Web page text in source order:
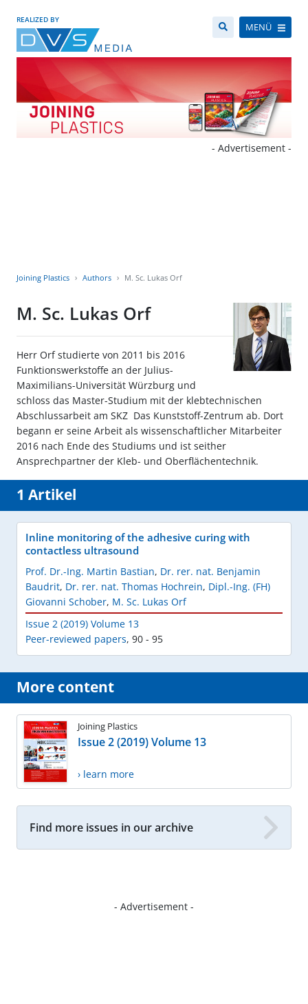
REALIZED BY
MENÜ
- Advertisement -
Joining Plastics Authors M. Sc. Lukas Orf
M. Sc. Lukas Orf
Herr Orf studierte von 2011 bis 2016
Funktionswerkstoffe an der Julius-
Maximilians-Universität Würzburg und
schloss das Master-Studium mit der klebtechnischen
Abschlussarbeit am SKZ  Das Kunststoff-Zentrum ab. Dort
begann er seine Arbeit als wissenschaftlicher Mitarbeiter
2016 nach Ende des Studiums und ist seither
Ansprechpartner der Kleb- und Oberflächentechnik.
1 Artikel
Inline monitoring of the adhesive curing with
contactless ultrasound
Prof. Dr.-Ing. Martin Bastian, Dr. rer. nat. Benjamin
Baudrit, Dr. rer. nat. Thomas Hochrein, Dipl.-Ing. (FH)
Giovanni Schober, M. Sc. Lukas Orf
Issue 2 (2019) Volume 13
Peer-reviewed papers, 90 - 95
More content
Joining Plastics
Issue 2 (2019) Volume 13
› learn more
Find more issues in our archive
- Advertisement -